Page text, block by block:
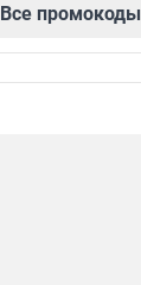
Все промокоды